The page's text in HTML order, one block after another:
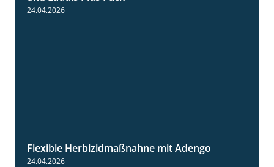
24.04.2026
1:26
Flexible Herbizidmaßnahne mit Adengo
24.04.2026